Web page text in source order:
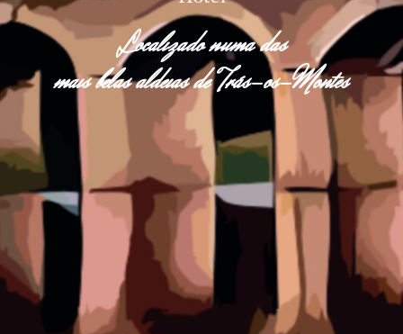
Localizado numa das
mais belas aldeias de Trás-os-Montes